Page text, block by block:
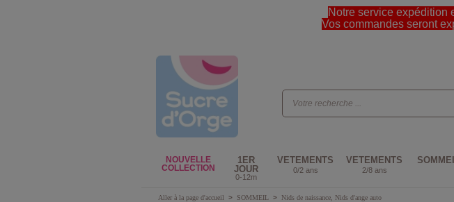
Notre service expédition
Vos commandes seront
NOUVELLE
COLLECTION
1ER
JOUR
0-12m
VETEMENTS
0/2 ans
VETEMENTS
2/8 ans
Aller à la page d'accueil > SOMMEIL > Nids de naissance, Nids d'ange auto